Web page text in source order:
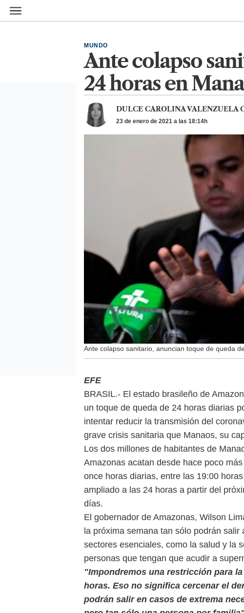
Ir al contenido principal
Ante colapso
24 horas en
MUNDO
DULCE CAROLINA VALENZUELA
23 de enero de 2021 a las 18:14h
Ante colapso sanitario, anuncian toque de queda
EFE
BRASIL.- El estado brasileño de
un toque de queda de 24 horas diarias
intentar reducir la transmisión del
grave crisis sanitaria que Manaos, su
Los dos millones de habitantes de
Amazonas acatan desde hace poco
once horas diarias, entre las 19:00
ampliado a las 24 horas a partir del
días.
El gobernador de Amazonas, Wilson
la próxima semana tan sólo podrán
sectores esenciales, como la salud y la
personas que tengan que acudir a
"Impondremos una restricción para
horas. Eso no significa cercenar el
podrán salir en casos de extrema